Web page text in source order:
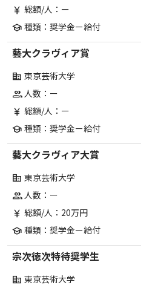
currency_yen 総額/人：ー
school 種類：奨学金ー給付
藝大クラヴィア賞
corporate_fare 東京芸術大学
group人数：ー
currency_yen 総額/人：ー
school 種類：奨学金ー給付
藝大クラヴィア大賞
corporate_fare 東京芸術大学
group人数：ー
currency_yen 総額/人：20万円
school 種類：奨学金ー給付
宗次徳次特待奨学生
corporate_fare 東京芸術大学